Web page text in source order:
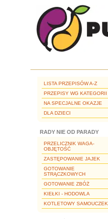
LISTA PRZEPISÓW A-Z
PRZEPISY WG KATEGORII
NA SPECJALNE OKAZJE
DLA DZIECI
RADY NIE OD PARADY
PRZELICZNIK WAGA-
OBJĘTOŚĆ
ZASTĘPOWANIE JAJEK
GOTOWANIE
STRĄCZKOWYCH
GOTOWANIE ZBÓŻ
KIEŁKI - HODOWLA
KOTLETOWY SAMOUCZEK